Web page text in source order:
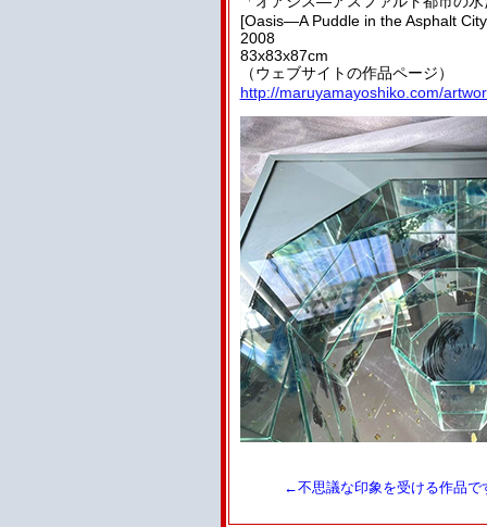
[Oasis—A Puddle in the Asphalt
2008
83x83x87cm
（ウェブサイトの作品ページ）
http://maruyamayoshiko.com/
←不思議な印象を受ける作品で